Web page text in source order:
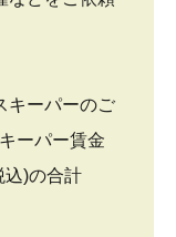
キーパーのご
ーパー賃金
込)の合計